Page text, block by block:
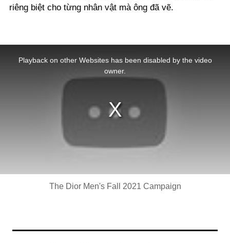
riêng biệt cho từng nhân vật mà ông đã vẽ.
Playback on other Websites has been disabled by the video
owner.
The Dior Men's Fall 2021 Campaign